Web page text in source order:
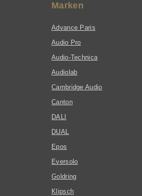
Marken
Advance Paris
Audio Pro
Audio-Technica
Audiolab
Cambridge Audio
Canton
DALI
DUAL
Epos
Eversolo
Goldring
Klipsch